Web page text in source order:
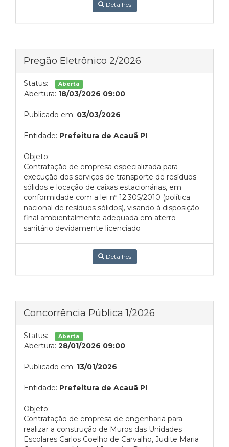
Detalhes
Pregão Eletrônico 2/2026
Status: Aberta
Abertura: 18/03/2026 09:00
Publicado em: 03/03/2026
Entidade: Prefeitura de Acauã PI
Objeto:
Contratação de empresa especializada para
execução dos serviços de transporte de resíduos
sólidos e locação de caixas estacionárias, em
conformidade com a lei nº 12.305/2010 (política
nacional de resíduos sólidos), visando à disposição
final ambientalmente adequada em aterro
sanitário devidamente licenciado
Detalhes
Concorrência Pública 1/2026
Status: Aberta
Abertura: 28/01/2026 09:00
Publicado em: 13/01/2026
Entidade: Prefeitura de Acauã PI
Objeto:
Contratação de empresa de engenharia para
realizar a construção de Muros das Unidades
Escolares Carlos Coelho de Carvalho, Judite Maria